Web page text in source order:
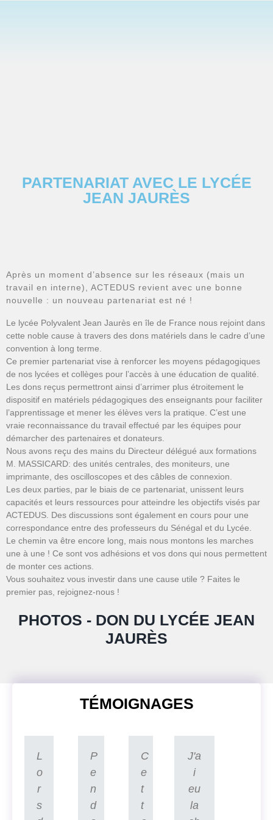
PARTENARIAT AVEC LE LYCÉE
JEAN JAURÈS
Après un moment d’absence sur les réseaux (mais un
travail en interne), ACTEDUS revient avec une bonne
nouvelle : un nouveau partenariat est né !
Le lycée Polyvalent Jean Jaurès en île de France nous rejoint dans
cette noble cause à travers des dons matériels dans le cadre d’une
convention à long terme.
Ce premier partenariat vise à renforcer les moyens pédagogiques
de nos lycées et collèges pour l’accès à une éducation de qualité.
Les dons reçus permettront ainsi d’arrimer plus étroitement le
dispositif en matériels pédagogiques des enseignants pour faciliter
l’apprentissage et mener les élèves vers la pratique. C’est une
vraie reconnaissance du travail effectué par les équipes pour
démarcher des partenaires et donateurs.
Nous avons reçu des mains du Directeur délégué aux formations
M. MASSICARD: des unités centrales, des moniteurs, une
imprimante, des oscilloscopes et des câbles de connexion.
Les deux parties, par le biais de ce partenariat, unissent leurs
capacités et leurs ressources pour atteindre les objectifs visés par
ACTEDUS. Des discussions sont également en cours pour une
correspondance entre des professeurs du Sénégal et du Lycée.
Le chemin va être encore long, mais nous montons les marches
une à une ! Ce sont vos adhésions et vos dons qui nous permettent
de monter ces actions.
Vous souhaitez vous investir dans une cause utile ? Faites le
premier pas, rejoignez-nous !
PHOTOS - DON DU LYCÉE JEAN
JAURÈS
TÉMOIGNAGES
L
o
r
s
P
e
n
d
C
e
t
t
J'a
i
eu
la